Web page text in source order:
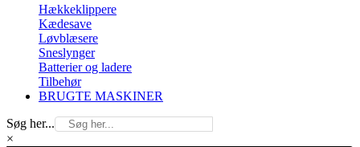
Hækkeklippere
Kædesave
Løvblæsere
Sneslynger
Batterier og ladere
Tilbehør
BRUGTE MASKINER
Søg her...
×